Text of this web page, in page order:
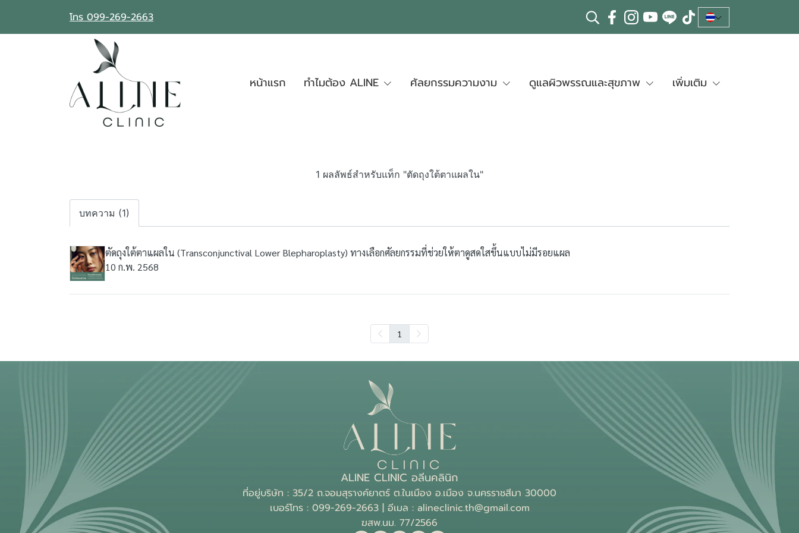
โทร 099-269-2663
หน้าแรก ทำไมต้อง ALINE ศัลยกรรมความงาม ดูแลผิวพรรณและสุขภาพ เพิ่มเติม
1 ผลลัพธ์สำหรับแท็ก "ตัดถุงใต้ตาแผลใน"
บทความ (1)
ตัดถุงใต้ตาแผลใน (Transconjunctival Lower Blepharoplasty) ทางเลือกศัลยกรรมที่ช่วยให้ตาดูสดใสขึ้นแบบไม่มีรอยแผล
10 ก.พ. 2568
1
ALINE CLINIC อลีนคลินิก
ที่อยู่บริษัท : 35/2 ถ.จอมสุรางค์ยาตร์ ต.ในเมือง อ.เมือง จ.นครราชสีมา 30000
เบอร์โทร : 099-269-2663 | อีเมล : alineclinic.th@gmail.com
ฆสพ.นม. 77/2566